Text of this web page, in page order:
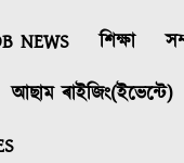
NEWS শিক্ষা
আছাম ৰাইজিং(ইভেন্টে)